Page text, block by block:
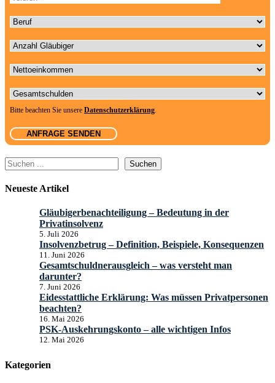
Beruf
Anzahl Gläubiger
Nettoeinkommen
Gesamtschulden
Bitte beachten Sie unsere Datenschutzerklärung
Suchen Suchen
Neueste Artikel
Gläubigerbenachteiligung – Bedeutung in der
Privatinsolvenz
5. Juli 2026
Insolvenzbetrug – Definition, Beispiele, Konsequenzen
11. Juni 2026
Gesamtschuldnerausgleich – was versteht man
darunter?
7. Juni 2026
Eidesstattliche Erklärung: Was müssen Privatpersonen
beachten?
16. Mai 2026
PSK-Auskehrungskonto – alle wichtigen Infos
12. Mai 2026
Kategorien